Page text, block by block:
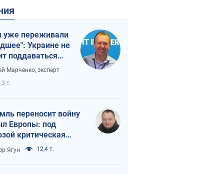
переживали
Украине не
поддаваться
из-за
Марченко, эксперт
т.
переносит войну
Европы: под
критическая
Ягун 12,4 т.